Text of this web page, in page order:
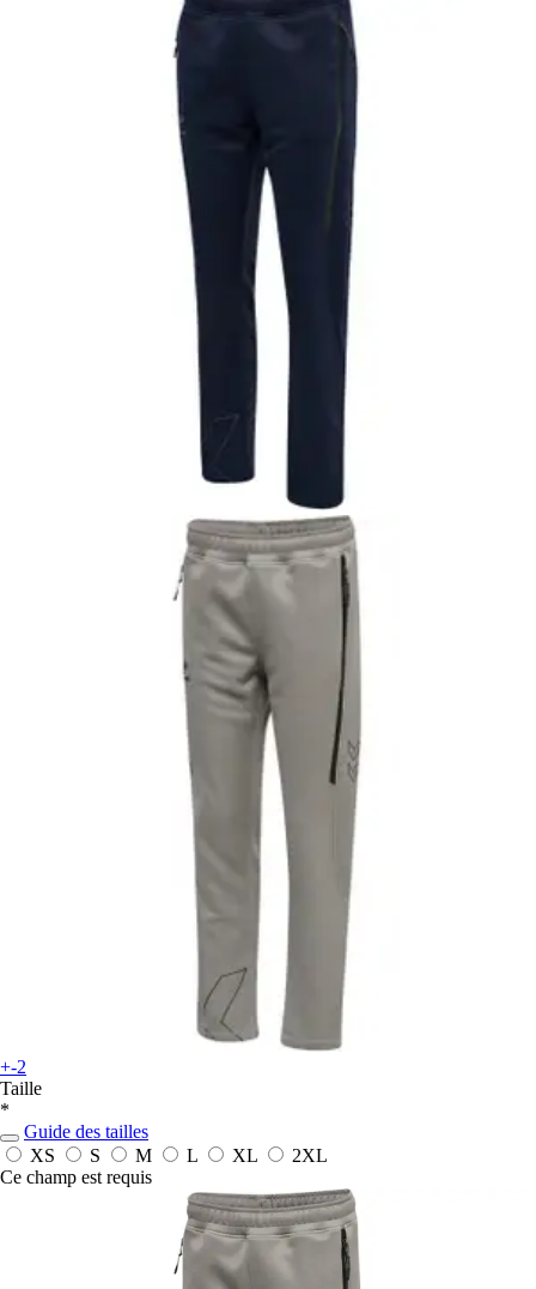
+-2
Taille
*
Guide des tailles
XS
S M L XL
2XL
Ce champ est requis